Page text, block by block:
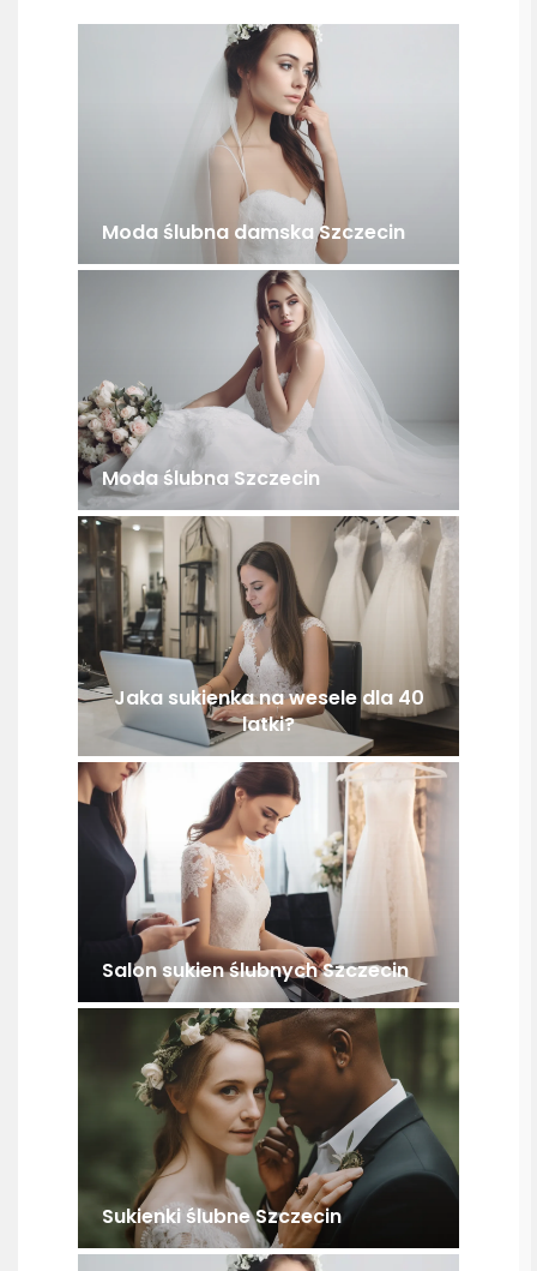
Moda ślubna damska Szczecin
Moda ślubna Szczecin
Jaka sukienka na wesele dla 40
latki?
Salon sukien ślubnych Szczecin
Sukienki ślubne Szczecin